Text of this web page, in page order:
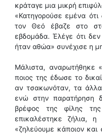
κράταγε μια μικρή
«Κατηγορούσε εμένα
τον Θεό έβαζε στο
εβδομάδα. Έλέγε ότι
ήταν αθώα» συνέχισε η
Μάλιστα, αναρωτήθηκε
ποιος της έδωσε το
αν τσακωνόταν, τα άλλα
ενώ στην παρατήρηση
βρέφος της φίλης
επικαλέστηκε ζήλια, η
«ζηλεύουμε κάποιον